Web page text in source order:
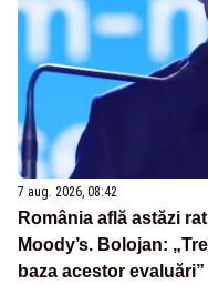
7 aug. 2026, 08:42
România află astăzi
Moody’s. Bolojan:
baza acestor evaluări”